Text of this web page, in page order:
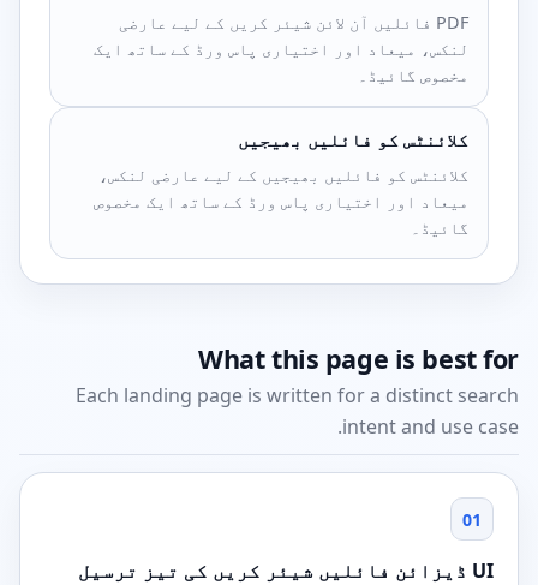
PDF فائلیں آن لائن شیئر کریں کے لیے عارضی
لنکس، میعاد اور اختیاری پاس ورڈ کے ساتھ ایک
مخصوص گائیڈ۔
کلائنٹس کو فائلیں بھیجیں
کلائنٹس کو فائلیں بھیجیں کے لیے عارضی لنکس،
میعاد اور اختیاری پاس ورڈ کے ساتھ ایک مخصوص
گائیڈ۔
What this page is best for
Each landing page is written for a distinct search
intent and use case.
01
UI ڈیزائن فائلیں شیئر کریں کی تیز ترسیل